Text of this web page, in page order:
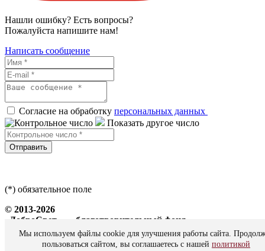
Нашли ошибку? Есть вопросы?
Пожалуйста напишите нам!
Написать сообщение
Согласие на обработку персональных данных
Показать другое число
Отправить
(*) обязательное поле
© 2013-2026
«ДоброСвет» — благотворительный фонд
Все права защищены
Мы используем файлы cookie для улучшения работы сайта.
пользоваться сайтом, вы соглашаетесь с нашей политикой